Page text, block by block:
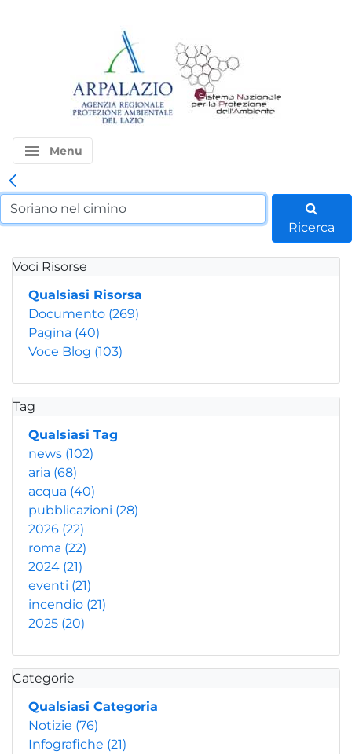
menu Menu
Ricerca
Voci Risorse
Qualsiasi Risorsa
Documento (269)
Pagina (40)
Voce Blog (103)
Tag
Qualsiasi Tag
news (102)
aria (68)
acqua (40)
pubblicazioni (28)
2026 (22)
roma (22)
2024 (21)
eventi (21)
incendio (21)
2025 (20)
Categorie
Qualsiasi Categoria
Notizie (76)
Infografiche (21)